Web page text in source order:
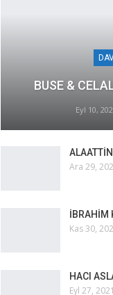
BUSE &
Eyl 10,
Ara 29,
İBRAHİM
Kas 30,
HACI
Eyl 27, 2021